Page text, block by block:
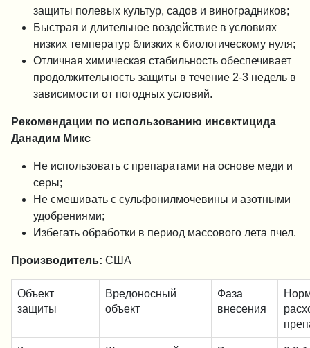
защиты полевых культур, садов и виноградников;
Быстрая и длительное воздействие в условиях
низких температур близких к биологическому нуля;
Отличная химическая стабильность обеспечивает
продолжительность защиты в течение 2-3 недель в
зависимости от погодных условий.
Рекомендации по использованию инсектицида
Данадим Микс
Не использовать с препаратами на основе меди и
серы;
Не смешивать с сульфонилмочевины и азотными
удобрениями;
Избегать обработки в период массового лета пчел.
Производитель: США
Объект
защиты
Вредоносный
объект
Фаза
внесения